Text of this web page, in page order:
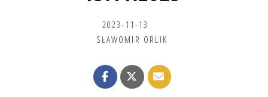
2023-11-13
SŁAWOMIR ORLIK